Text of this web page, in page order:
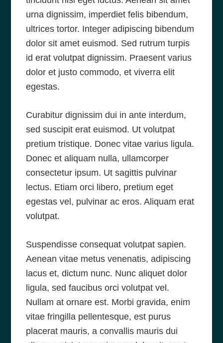
urna dignissim, imperdiet felis bibendum,
ultrices tortor. Integer adipiscing bibendum
dolor sit amet euismod. Sed rutrum turpis
id erat volutpat dignissim. Praesent varius
dolor et justo commodo, et viverra elit
egestas.
Curabitur dignissim dui in ante interdum,
sed suscipit erat euismod. Ut volutpat
pretium tristique. Donec vitae varius ligula.
Donec et aliquam nulla, ullamcorper
consectetur ipsum. Ut sagittis pulvinar
lectus. Etiam orci libero, pretium eget
egestas vel, pulvinar ac eros. Aliquam erat
volutpat.
Suspendisse consequat volutpat sapien.
Aenean vitae metus venenatis, adipiscing
lacus et, dictum nunc. Nunc aliquet dolor
ligula, sed faucibus orci volutpat vel.
Nullam at ornare est. Morbi gravida, enim
vitae fringilla pellentesque, est purus
placerat mauris, a convallis mauris dui